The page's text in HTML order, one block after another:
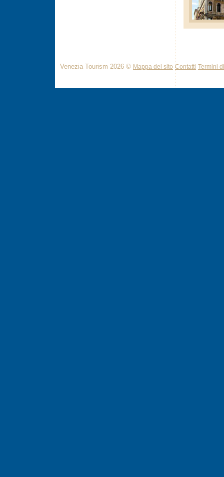
Venezia Tourism 2026 © Mappa del sito Contatti Termini